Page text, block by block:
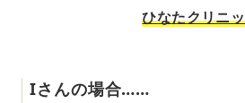
ひなたクリニ
Iさんの場合……